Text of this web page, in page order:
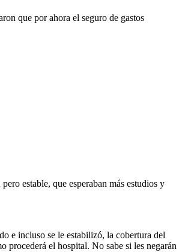
que por ahora el seguro de gastos
estable, que esperaban más estudios y
e incluso se le estabilizó, la cobertura del
procederá el hospital. No sabe si les negarán